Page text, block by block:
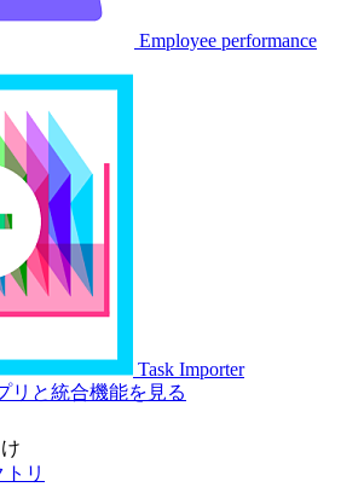
Employee performance
Task Importer
リと統合機能を見る
リ